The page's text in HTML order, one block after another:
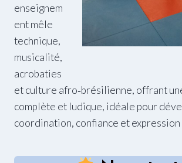
enseignem
ent mêle
technique,
musicalité,
acrobaties
et culture afro‑brésilienne, offrant
complète et ludique, idéale pour
coordination, confiance et